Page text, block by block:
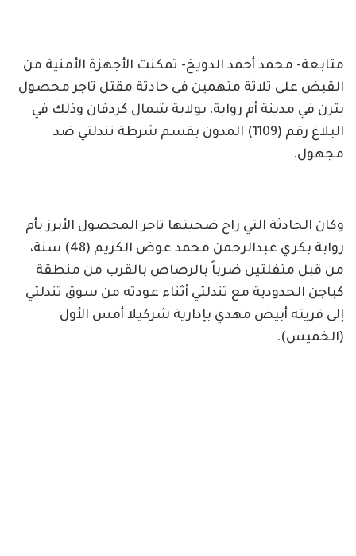
متابعة- محمد أحمد الدويخ- تمكنت الأجهزة الأمنية من
القبض على ثلاثة متهمين في حادثة مقتل تاجر محصول
بترن في مدينة أم روابة، بولاية شمال كردفان وذلك في
البلاغ رقم (1109) المدون بقسم شرطة تندلتي ضد
مجهول.
وكان الحادثة التي راح ضحيتها تاجر المحصول الأبرز بأم
روابة بكري عبدالرحمن محمد عوض الكريم (48) سنة،
من قبل متفلتين ضرباً بالرصاص بالقرب من منطقة
كباجن الحدودية مع تندلتي أثناء عودته من سوق تندلتي
إلى قريته أبيض مهدي بإدارية شركيلا أمس الأول
(الخميس).